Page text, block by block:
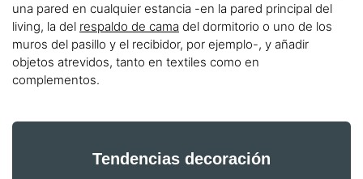
una pared en cualquier estancia -en la pared principal del
living, la del respaldo de cama del dormitorio o uno de los
muros del pasillo y el recibidor, por ejemplo-, y añadir
objetos atrevidos, tanto en textiles como en
complementos.
Tendencias decoración